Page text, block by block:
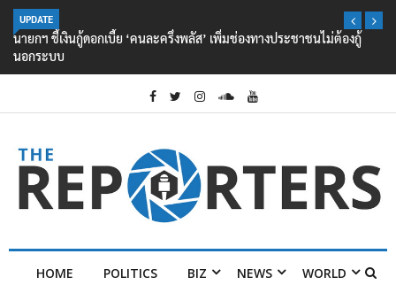
UPDATE
นายกฯ ชี้เงินกู้ดอกเบี้ย ‘คนละครึ่งพลัส’ เพิ่มช่องทางประชาชนไม่ต้องกู้
นอกระบบ
HOME POLITICS BIZ NEWS WORLD